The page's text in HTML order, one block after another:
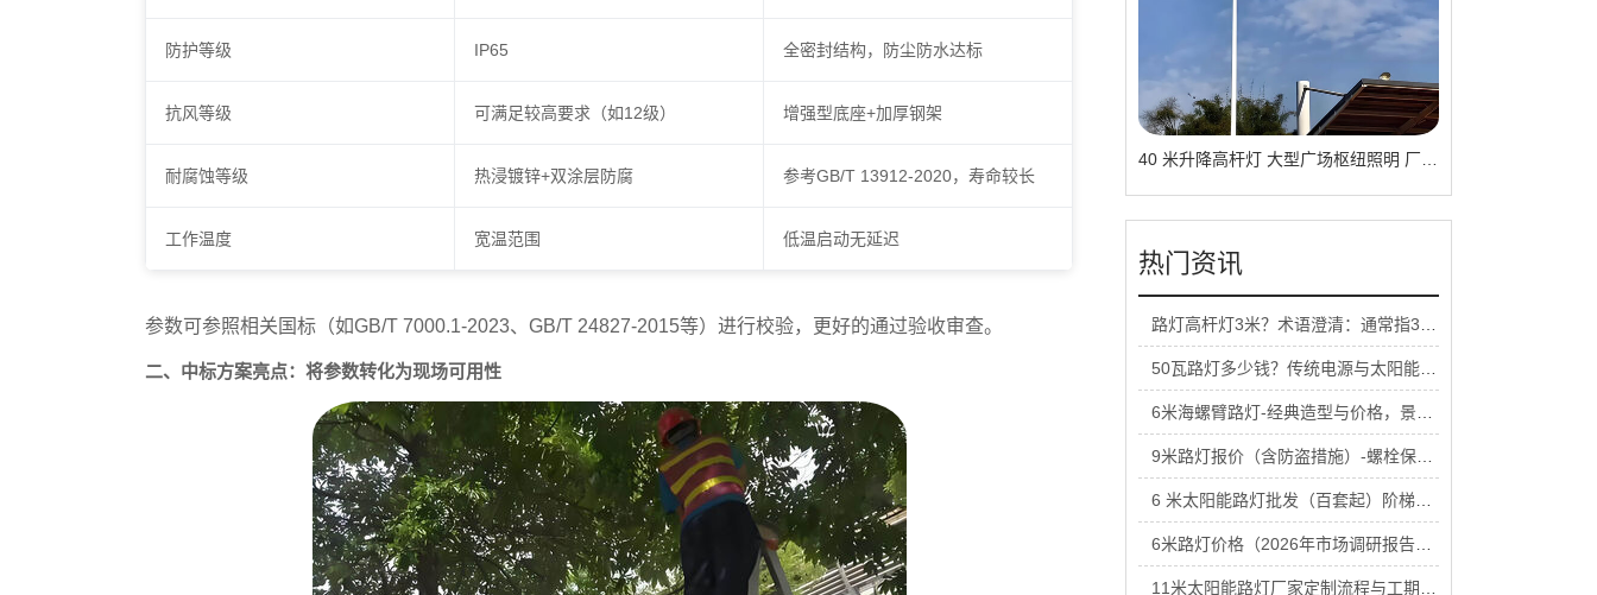
防护等级 IP65 全密封结构，防尘防水达标
抗风等级 可满足较高要求（如12级） 增强型底座+加厚钢架
耐腐蚀等级 热浸镀锌+双涂层防腐 参考GB/T 13912-2020，寿命较长
工作温度 宽温范围 低温启动无延迟
参数可参照相关国标（如GB/T 7000.1-2023、GB/T 24827-2015等）进行校验，更好的通过验收审查。
二、中标方案亮点：将参数转化为现场可用性
40 米升降高杆灯 大型广场枢纽照明 厂家直供 品质可靠
热门资讯
路灯高杆灯3米？术语澄清：通常指3米以上杆体组合
50瓦路灯多少钱？传统电源与太阳能供电两种方案
6米海螺臂路灯-经典造型与价格，景观化道路适用
9米路灯报价（含防盗措施）-螺栓保护与箱体锁具
6 米太阳能路灯批发（百套起）阶梯价格表
6米路灯价格（2026年市场调研报告）-月度更新
11米太阳能路灯厂家定制流程与工期确认